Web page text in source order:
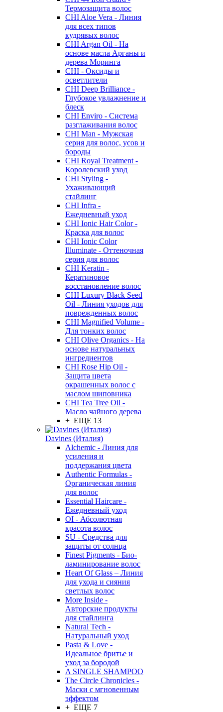
Термозащита волос
CHI Aloe Vera - Линия
для всех типов
кудрявых волос
CHI Argan Oil - На
основе масла Арганы и
дерева Моринга
CHI - Оксиды и
осветлители
CHI Deep Brilliance -
Глубокое увлажнение и
блеск
CHI Enviro - Система
разглаживания волос
CHI Man - Мужская
серия для волос, усов и
бороды
CHI Royal Treatment -
Королевский уход
CHI Styling -
Ухаживающий
стайлинг
CHI Infra -
Ежедневный уход
CHI Ionic Hair Color -
Краска для волос
CHI Ionic Color
Illuminate - Оттеночная
серия для волос
CHI Keratin -
Кератиновое
восстановление волос
CHI Luxury Black Seed
Oil - Линия уходов для
поврежденных волос
CHI Magnified Volume -
Для тонких волос
CHI Olive Organics - На
основе натуральных
ингредиентов
CHI Rose Hip Oil -
Защита цвета
окрашенных волос с
маслом шиповника
CHI Tea Tree Oil -
Масло чайного дерева
+ ЕЩЕ 13
Davines (Италия)
Alchemic - Линия для
усиления и
поддержания цвета
Authentic Formulas -
Органическая линия
для волос
Essential Haircare -
Eжедневный уход
OI - Абсолютная
красота волос
SU - Средства для
защиты от солнца
Finest Pigments - Био-
ламинирование волос
Heart Of Glass – Линия
для ухода и сияния
светлых волос
More Inside -
Авторские продукты
для стайлинга
Natural Tech -
Натуральный уход
Pasta & Love -
Идеальное бритье и
уход за бородой
A SINGLE SHAMPOO
The Circle Chronicles -
Маски с мгновенным
эффектом
+ ЕЩЕ 7